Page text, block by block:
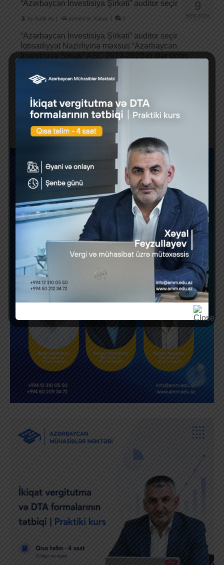
9
SEN 2020
“Azərbaycan İnvestisiya Şirkəti” auditor seçir
by Audit.Az | posted in: Xəbər | 0
“Azərbaycan İnvestisiya Şirkəti” auditor seçir
İqtisadiyyat Nazirliyinə məxsus “Azərbaycan
vergi bəyannamələrinin auditi üçün təkliflər …
Daha çox
1 2